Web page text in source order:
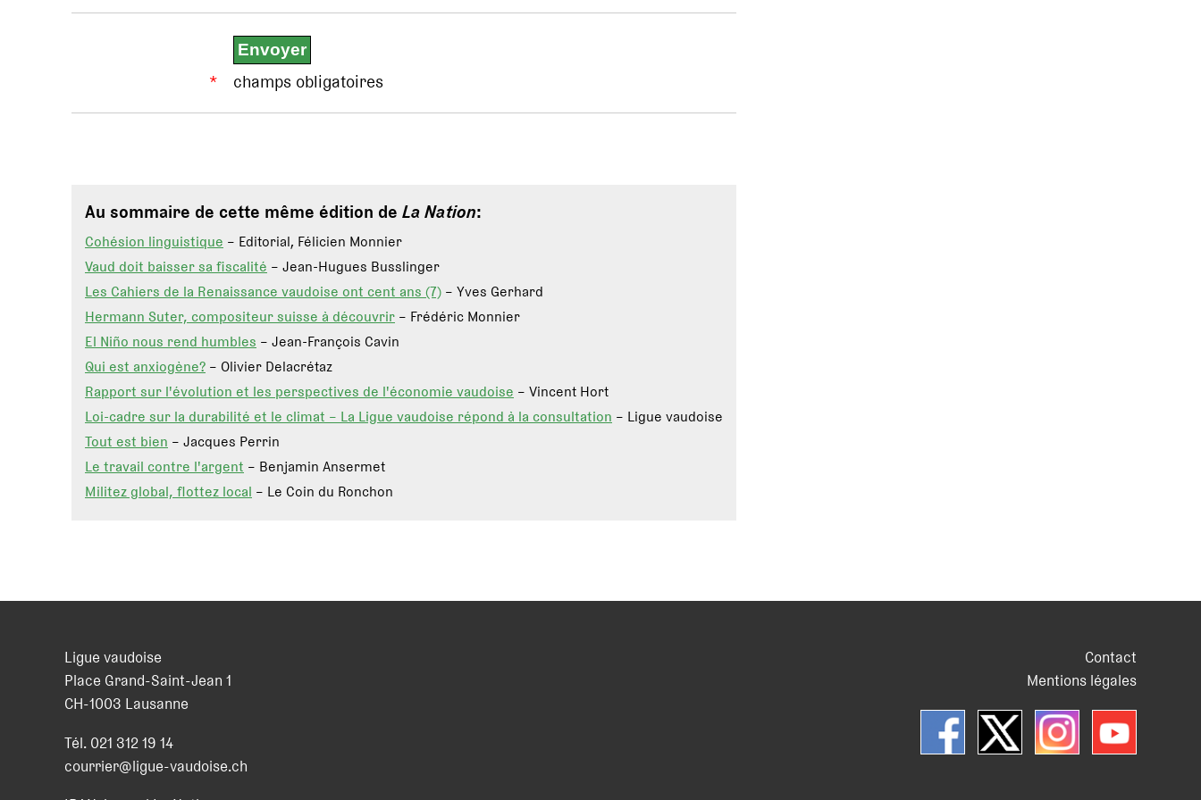
* champs obligatoires
Au sommaire de cette même édition de La Nation:
Cohésion linguistique – Editorial, Félicien Monnier
Vaud doit baisser sa fiscalité – Jean-Hugues Busslinger
Les Cahiers de la Renaissance vaudoise ont cent ans (7) – Yves Gerhard
Hermann Suter, compositeur suisse à découvrir – Frédéric Monnier
El Niño nous rend humbles – Jean-François Cavin
Qui est anxiogène? – Olivier Delacrétaz
Rapport sur l'évolution et les perspectives de l'économie vaudoise – Vincent Hort
Loi-cadre sur la durabilité et le climat – La Ligue vaudoise répond à la consultation – Ligue vaudoise
Tout est bien – Jacques Perrin
Le travail contre l'argent – Benjamin Ansermet
Militez global, flottez local – Le Coin du Ronchon
Contact
Mentions légales
Ligue vaudoise
Place Grand-Saint-Jean 1
CH-1003 Lausanne
Tél.021 312 19 14
courrier@ligue-vaudoise.ch